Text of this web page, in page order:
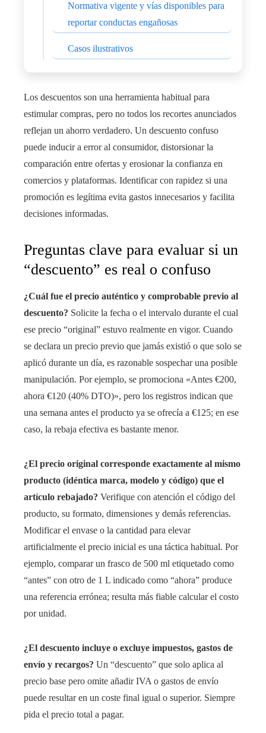
Normativa vigente y vías disponibles para
reportar conductas engañosas
Casos ilustrativos
Los descuentos son una herramienta habitual para
estimular compras, pero no todos los recortes anunciados
reflejan un ahorro verdadero. Un descuento confuso
puede inducir a error al consumidor, distorsionar la
comparación entre ofertas y erosionar la confianza en
comercios y plataformas. Identificar con rapidez si una
promoción es legítima evita gastos innecesarios y facilita
decisiones informadas.
Preguntas clave para evaluar si un
“descuento” es real o confuso
¿Cuál fue el precio auténtico y comprobable previo al
descuento? Solicite la fecha o el intervalo durante el cual
ese precio “original” estuvo realmente en vigor. Cuando
se declara un precio previo que jamás existió o que solo se
aplicó durante un día, es razonable sospechar una posible
manipulación. Por ejemplo, se promociona «Antes €200,
ahora €120 (40% DTO)», pero los registros indican que
una semana antes el producto ya se ofrecía a €125; en ese
caso, la rebaja efectiva es bastante menor.
¿El precio original corresponde exactamente al mismo
producto (idéntica marca, modelo y código) que el
artículo rebajado? Verifique con atención el código del
producto, su formato, dimensiones y demás referencias.
Modificar el envase o la cantidad para elevar
artificialmente el precio inicial es una táctica habitual. Por
ejemplo, comparar un frasco de 500 ml etiquetado como
“antes” con otro de 1 L indicado como “ahora” produce
una referencia errónea; resulta más fiable calcular el costo
por unidad.
¿El descuento incluye o excluye impuestos, gastos de
envío y recargos? Un “descuento” que solo aplica al
precio base pero omite añadir IVA o gastos de envío
puede resultar en un coste final igual o superior. Siempre
pida el precio total a pagar.